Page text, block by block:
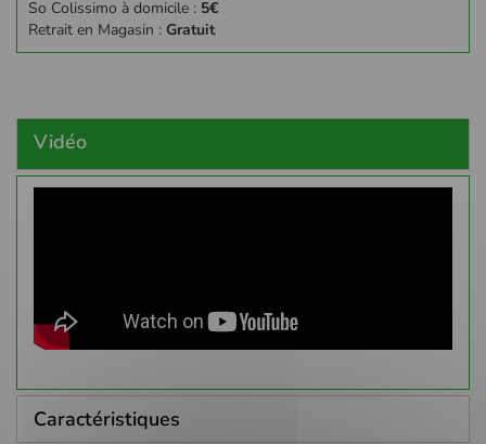
So Colissimo à domicile : 5€
Retrait en Magasin : Gratuit
Vidéo
Caractéristiques